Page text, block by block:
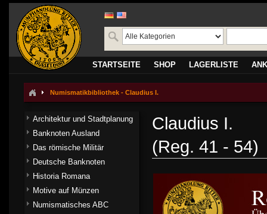
STARTSEITE SHOP LAGERLISTE
Numismatikbibliothek - Claudius I.
Claudius I.
(Reg. 41 - 54)
Architektur und Stadtplanung
Banknoten Ausland
Das römische Militär
Deutsche Banknoten
Historia Romana
Motive auf Münzen
Numismatisches ABC